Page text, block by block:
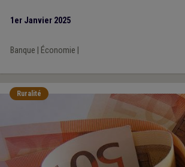
1er Janvier 2025
Banque Économie
Ruralité